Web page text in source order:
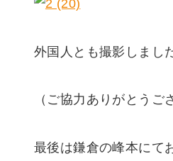
外国人とも撮影しまし
（ご協力ありがとうご
最後は鎌倉の峰本にて